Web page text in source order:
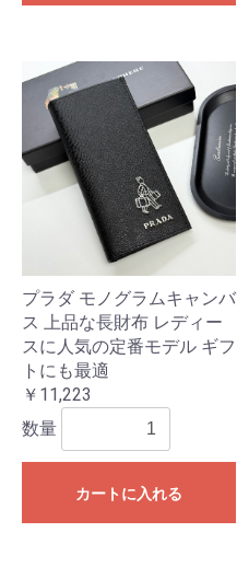
プラダ モノグラムキャンバ
ス 上品な長財布 レディー
スに人気の定番モデル ギフ
トにも最適
￥11,223
数量
カートに入れる